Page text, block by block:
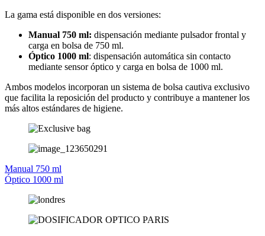
La gama está disponible en dos versiones:
Manual 750 ml: dispensación mediante pulsador frontal y
carga en bolsa de 750 ml.
Óptico 1000 ml: dispensación automática sin contacto
mediante sensor óptico y carga en bolsa de 1000 ml.
Ambos modelos incorporan un sistema de bolsa cautiva exclusivo
que facilita la reposición del producto y contribuye a mantener los
más altos estándares de higiene.
Manual 750 ml
Óptico 1000 ml